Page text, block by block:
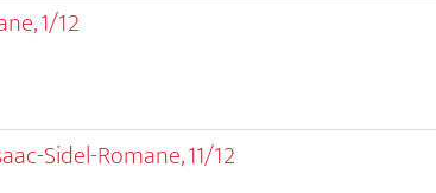
1/12
Sidel-Romane, 11/12